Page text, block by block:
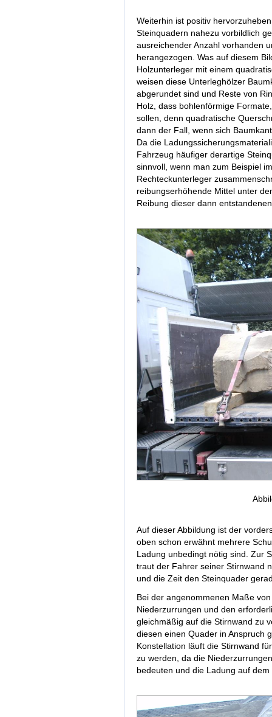
Weiterhin ist positiv
Steinquadern nahezu vorbildlich
ausreichender Anzahl vorhanden
herangezogen. Was auf diesem
Holzunterleger mit einem
weisen diese Unterleghölzer
abgerundet sind und Reste von
Holz, dass bohlenförmige
sollen, denn quadratische
dann der Fall, wenn sich
Da die
Fahrzeug häufiger derartige
sinnvoll, wenn man zum Beispiel
Rechteckunterleger
reibungserhöhende Mittel unter
Reibung dieser dann
Auf dieser Abbildung ist der
oben schon erwähnt mehrere
Ladung unbedingt nötig sind. Zur
traut der Fahrer seiner Stirnwand
und die Zeit den Steinquader
Bei der angenommenen Maße
Niederzurrungen und den
gleichmäßig auf die Stirnwand zu
diesen einen Quader in Anspruch
Konstellation läuft die Stirnwand
zu werden, da die
bedeuten und die Ladung auf